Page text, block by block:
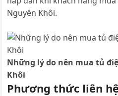
Nguyên Khôi.
Những lý do nên mua tủ
Khôi
Phương thức liên